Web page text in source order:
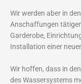
Wir werden aber in
Anschaffungen
Garderobe,
Installation einer
Wir hoffen, dass in
des Wassersystems